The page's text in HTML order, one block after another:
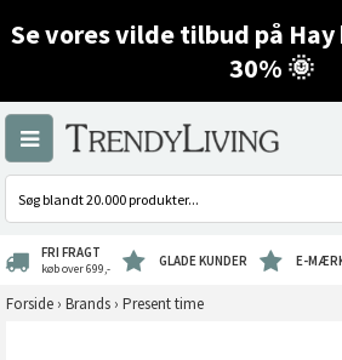
Se vores vilde tilbud på
30% 🌞
FRI FRAGT
køb over 699,- GLADE KUNDER E-
Forside › Brands › Present time